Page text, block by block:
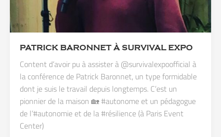
PATRICK BARONNET À SURVIVAL EXPO
Content d’avoir pu à assister à @survivalexpoofficial à
la conférence de Patrick Baronnet, un type formidable
dont je suis le travail depuis longtemps. C’est un
pionnier de la maison 🏡 #autonome et un pédagogue
de l’#autonomie et de la #résilience (à Paris Event
Center)